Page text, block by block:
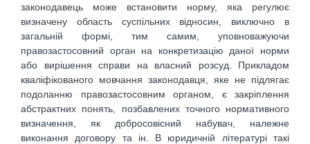
законодавець може встановити норму, яка регулює
визначену область суспільних відносин, виключно в
загальній формі, тим самим, уповноважуючи
правозастосовний орган на конкретизацію даної норми
або вирішення справи на власний розсуд. Прикладом
кваліфікованого мовчання законодавця, яке не підлягає
подоланню правозастосовним органом, є закріплення
абстрактних понять, позбавлених точного нормативного
визначення, як добросовісний набувач, належне
виконання договору та ін. В юридичній літературі такі